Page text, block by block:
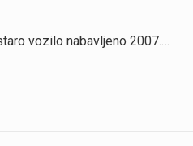
vozilo nabavljeno 2007.…